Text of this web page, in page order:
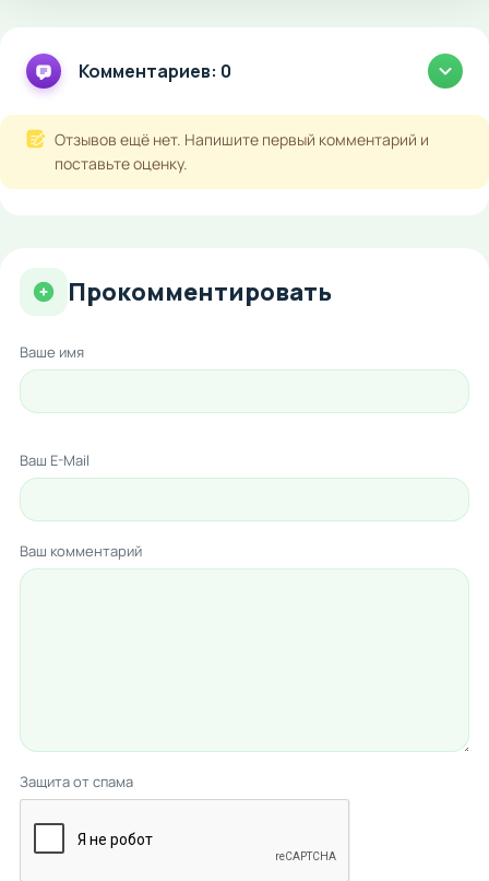
Комментариев: 0
Отзывов ещё нет. Напишите первый комментарий и
поставьте оценку.
Прокомментировать
Ваше имя
Ваш E-Mail
Ваш комментарий
Защита от спама